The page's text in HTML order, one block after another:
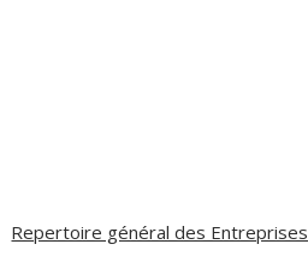
Repertoire général des Entreprises